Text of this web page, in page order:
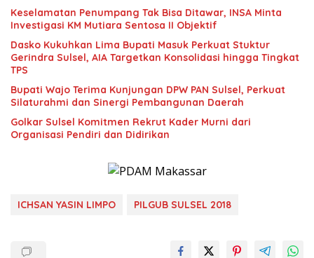
Keselamatan Penumpang Tak Bisa Ditawar, INSA Minta
Investigasi KM Mutiara Sentosa II Objektif
Dasko Kukuhkan Lima Bupati Masuk Perkuat Stuktur
Gerindra Sulsel, AIA Targetkan Konsolidasi hingga Tingkat
TPS
Bupati Wajo Terima Kunjungan DPW PAN Sulsel, Perkuat
Silaturahmi dan Sinergi Pembangunan Daerah
Golkar Sulsel Komitmen Rekrut Kader Murni dari
Organisasi Pendiri dan Didirikan
ICHSAN YASIN LIMPO PILGUB SULSEL 2018